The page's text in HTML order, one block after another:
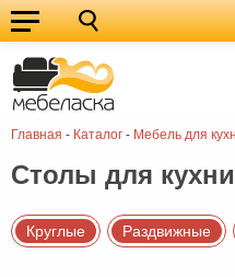
Главная - Каталог - Мебель для
Кухонные
гарнитуры
Мебель
для
кухни
Мебель
для
спальни
Кровати
Шкафы
Диваны
Cтолы для
Круглые Раздвижные